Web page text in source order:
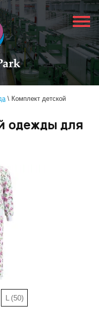
\ Комплект детской
одежды для
L (50)